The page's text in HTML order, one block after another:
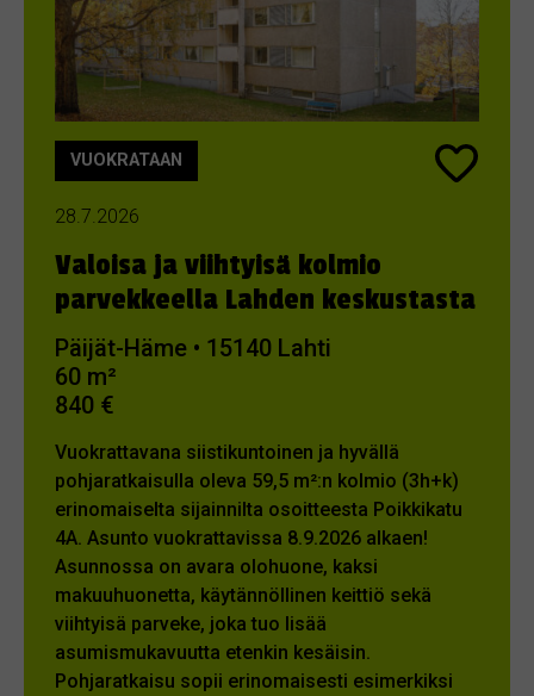
VUOKRATAAN
28.7.2026
Valoisa ja viihtyisä kolmio
parvekkeella Lahden keskustasta
Päijät-Häme • 15140 Lahti
60 m²
840 €
Vuokrattavana siistikuntoinen ja hyvällä
pohjaratkaisulla oleva 59,5 m²:n kolmio (3h+k)
erinomaiselta sijainnilta osoitteesta Poikkikatu
4A. Asunto vuokrattavissa 8.9.2026 alkaen!
Asunnossa on avara olohuone, kaksi
makuuhuonetta, käytännöllinen keittiö sekä
viihtyisä parveke, joka tuo lisää
asumismukavuutta etenkin kesäisin.
Pohjaratkaisu sopii erinomaisesti esimerkiksi